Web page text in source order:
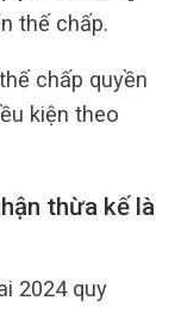
thế chấp.
chấp quyền
kiện theo
thừa kế là
2024 quy